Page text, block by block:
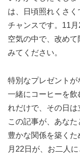
は、日頃照れくさ
チャンスです。11
空気の中で、改め
みてください。
特別なプレゼントが
一緒にコーヒーを
れだけで、その日は
この記事が、あな
豊かな関係を築く
月22日が、お二人